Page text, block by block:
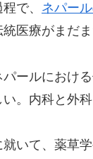
で、 ネパー
医療がまだま
パールにお
。内科と外
いて、薬草